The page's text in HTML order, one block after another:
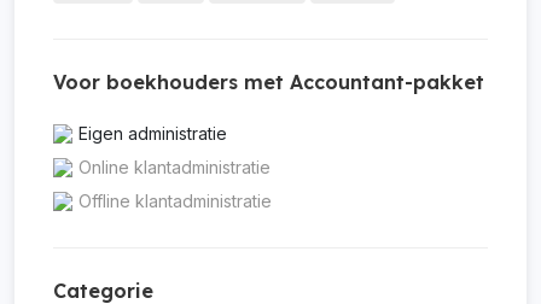
Voor boekhouders met Accountant-pakket
Eigen administratie
Online klantadministratie
Offline klantadministratie
Categorie